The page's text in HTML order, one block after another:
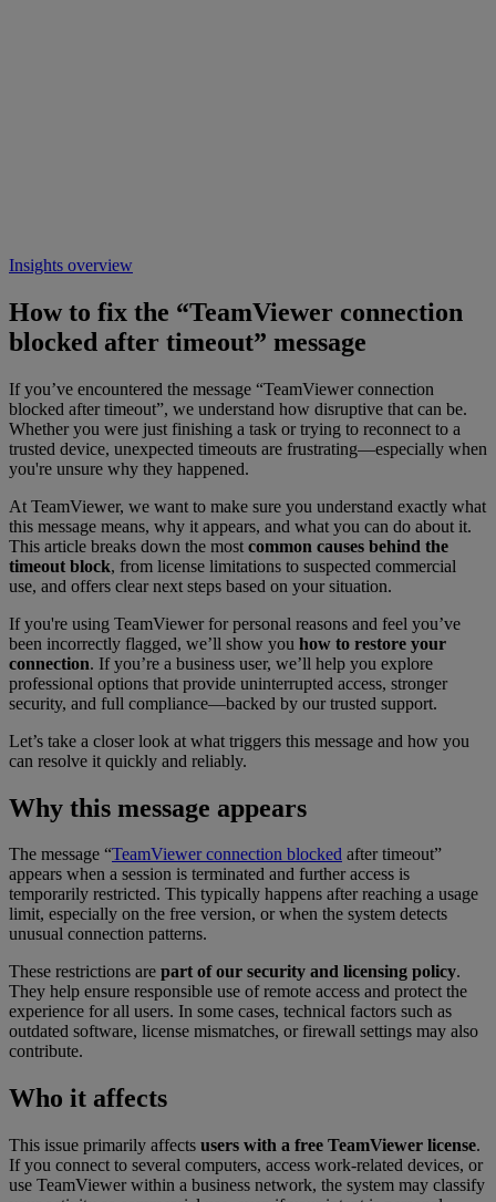
Insights overview
How to fix the “TeamViewer connection
blocked after timeout” message
If you’ve encountered the message “TeamViewer connection
blocked after timeout”, we understand how disruptive that can be.
Whether you were just finishing a task or trying to reconnect to a
trusted device, unexpected timeouts are frustrating—especially when
you're unsure why they happened.
At TeamViewer, we want to make sure you understand exactly what
this message means, why it appears, and what you can do about it.
This article breaks down the most common causes behind the
timeout block, from license limitations to suspected commercial
use, and offers clear next steps based on your situation.
If you're using TeamViewer for personal reasons and feel you’ve
been incorrectly flagged, we’ll show you how to restore your
connection. If you’re a business user, we’ll help you explore
professional options that provide uninterrupted access, stronger
security, and full compliance—backed by our trusted support.
Let’s take a closer look at what triggers this message and how you
can resolve it quickly and reliably.
Why this message appears
The message “TeamViewer connection blocked after timeout”
appears when a session is terminated and further access is
temporarily restricted. This typically happens after reaching a usage
limit, especially on the free version, or when the system detects
unusual connection patterns.
These restrictions are part of our security and licensing policy.
They help ensure responsible use of remote access and protect the
experience for all users. In some cases, technical factors such as
outdated software, license mismatches, or firewall settings may also
contribute.
Who it affects
This issue primarily affects users with a free TeamViewer license.
If you connect to several computers, access work-related devices, or
use TeamViewer within a business network, the system may classify